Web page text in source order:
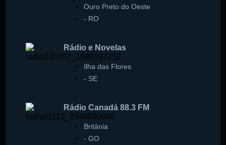
Ouro Preto do Oeste
- RO
Rádio e Novelas
Ilha das Flores
- SE
Rádio Canadá 88.3 FM
Britânia
- GO